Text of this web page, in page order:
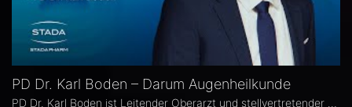
PD Dr. Karl Boden – Darum Augenheilkunde